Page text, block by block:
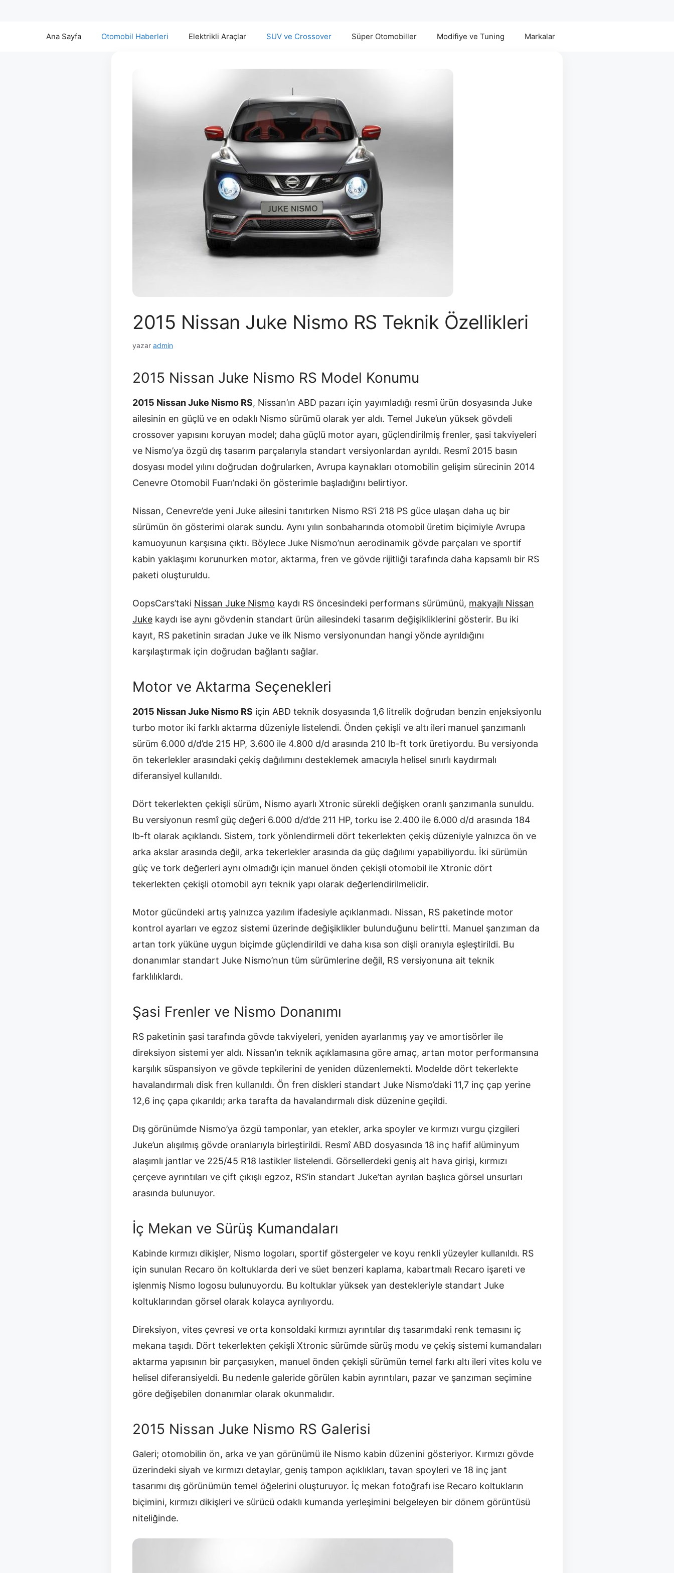
Ana Sayfa Otomobil Haberleri Elektrikli Araçlar SUV ve Crossover Süper Otomobiller Modifiye ve Tuning Markalar
2015 Nissan Juke Nismo RS Teknik Özellikleri
yazar admin
2015 Nissan Juke Nismo RS Model Konumu
2015 Nissan Juke Nismo RS, Nissan’ın ABD pazarı için yayımladığı resmî ürün dosyasında Juke
ailesinin en güçlü ve en odaklı Nismo sürümü olarak yer aldı. Temel Juke’un yüksek gövdeli
crossover yapısını koruyan model; daha güçlü motor ayarı, güçlendirilmiş frenler, şasi takviyeleri
ve Nismo’ya özgü dış tasarım parçalarıyla standart versiyonlardan ayrıldı. Resmî 2015 basın
dosyası model yılını doğrudan doğrularken, Avrupa kaynakları otomobilin gelişim sürecinin 2014
Cenevre Otomobil Fuarı’ndaki ön gösterimle başladığını belirtiyor.
Nissan, Cenevre’de yeni Juke ailesini tanıtırken Nismo RS’i 218 PS güce ulaşan daha uç bir
sürümün ön gösterimi olarak sundu. Aynı yılın sonbaharında otomobil üretim biçimiyle Avrupa
kamuoyunun karşısına çıktı. Böylece Juke Nismo’nun aerodinamik gövde parçaları ve sportif
kabin yaklaşımı korunurken motor, aktarma, fren ve gövde rijitliği tarafında daha kapsamlı bir RS
paketi oluşturuldu.
OopsCars’taki Nissan Juke Nismo kaydı RS öncesindeki performans sürümünü, makyajlı Nissan
Juke kaydı ise aynı gövdenin standart ürün ailesindeki tasarım değişikliklerini gösterir. Bu iki
kayıt, RS paketinin sıradan Juke ve ilk Nismo versiyonundan hangi yönde ayrıldığını
karşılaştırmak için doğrudan bağlantı sağlar.
Motor ve Aktarma Seçenekleri
2015 Nissan Juke Nismo RS için ABD teknik dosyasında 1,6 litrelik doğrudan benzin enjeksiyonlu
turbo motor iki farklı aktarma düzeniyle listelendi. Önden çekişli ve altı ileri manuel şanzımanlı
sürüm 6.000 d/d’de 215 HP, 3.600 ile 4.800 d/d arasında 210 lb-ft tork üretiyordu. Bu versiyonda
ön tekerlekler arasındaki çekiş dağılımını desteklemek amacıyla helisel sınırlı kaydırmalı
diferansiyel kullanıldı.
Dört tekerlekten çekişli sürüm, Nismo ayarlı Xtronic sürekli değişken oranlı şanzımanla sunuldu.
Bu versiyonun resmî güç değeri 6.000 d/d’de 211 HP, torku ise 2.400 ile 6.000 d/d arasında 184
lb-ft olarak açıklandı. Sistem, tork yönlendirmeli dört tekerlekten çekiş düzeniyle yalnızca ön ve
arka akslar arasında değil, arka tekerlekler arasında da güç dağılımı yapabiliyordu. İki sürümün
güç ve tork değerleri aynı olmadığı için manuel önden çekişli otomobil ile Xtronic dört
tekerlekten çekişli otomobil ayrı teknik yapı olarak değerlendirilmelidir.
Motor gücündeki artış yalnızca yazılım ifadesiyle açıklanmadı. Nissan, RS paketinde motor
kontrol ayarları ve egzoz sistemi üzerinde değişiklikler bulunduğunu belirtti. Manuel şanzıman da
artan tork yüküne uygun biçimde güçlendirildi ve daha kısa son dişli oranıyla eşleştirildi. Bu
donanımlar standart Juke Nismo’nun tüm sürümlerine değil, RS versiyonuna ait teknik
farklılıklardı.
Şasi Frenler ve Nismo Donanımı
RS paketinin şasi tarafında gövde takviyeleri, yeniden ayarlanmış yay ve amortisörler ile
direksiyon sistemi yer aldı. Nissan’ın teknik açıklamasına göre amaç, artan motor performansına
karşılık süspansiyon ve gövde tepkilerini de yeniden düzenlemekti. Modelde dört tekerlekte
havalandırmalı disk fren kullanıldı. Ön fren diskleri standart Juke Nismo’daki 11,7 inç çap yerine
12,6 inç çapa çıkarıldı; arka tarafta da havalandırmalı disk düzenine geçildi.
Dış görünümde Nismo’ya özgü tamponlar, yan etekler, arka spoyler ve kırmızı vurgu çizgileri
Juke’un alışılmış gövde oranlarıyla birleştirildi. Resmî ABD dosyasında 18 inç hafif alüminyum
alaşımlı jantlar ve 225/45 R18 lastikler listelendi. Görsellerdeki geniş alt hava girişi, kırmızı
çerçeve ayrıntıları ve çift çıkışlı egzoz, RS’in standart Juke’tan ayrılan başlıca görsel unsurları
arasında bulunuyor.
İç Mekan ve Sürüş Kumandaları
Kabinde kırmızı dikişler, Nismo logoları, sportif göstergeler ve koyu renkli yüzeyler kullanıldı. RS
için sunulan Recaro ön koltuklarda deri ve süet benzeri kaplama, kabartmalı Recaro işareti ve
işlenmiş Nismo logosu bulunuyordu. Bu koltuklar yüksek yan destekleriyle standart Juke
koltuklarından görsel olarak kolayca ayrılıyordu.
Direksiyon, vites çevresi ve orta konsoldaki kırmızı ayrıntılar dış tasarımdaki renk temasını iç
mekana taşıdı. Dört tekerlekten çekişli Xtronic sürümde sürüş modu ve çekiş sistemi kumandaları
aktarma yapısının bir parçasıyken, manuel önden çekişli sürümün temel farkı altı ileri vites kolu ve
helisel diferansiyeldi. Bu nedenle galeride görülen kabin ayrıntıları, pazar ve şanzıman seçimine
göre değişebilen donanımlar olarak okunmalıdır.
2015 Nissan Juke Nismo RS Galerisi
Galeri; otomobilin ön, arka ve yan görünümü ile Nismo kabin düzenini gösteriyor. Kırmızı gövde
üzerindeki siyah ve kırmızı detaylar, geniş tampon açıklıkları, tavan spoyleri ve 18 inç jant
tasarımı dış görünümün temel öğelerini oluşturuyor. İç mekan fotoğrafı ise Recaro koltukların
biçimini, kırmızı dikişleri ve sürücü odaklı kumanda yerleşimini belgeleyen bir dönem görüntüsü
niteliğinde.